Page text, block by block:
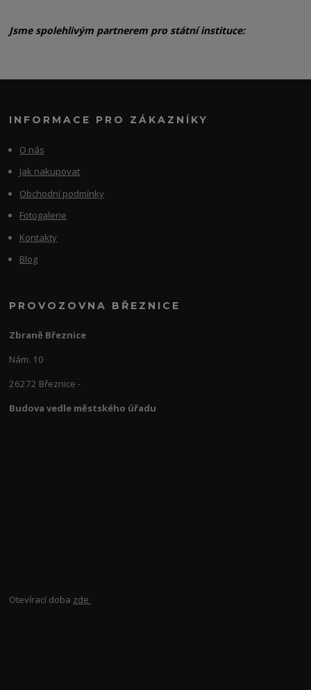
Jsme spolehlivým partnerem pro státní instituce:
INFORMACE PRO ZÁKAZNÍKY
O nás
Jak nakupovat
Obchodní podmínky
Fotogalerie
Kontakty
Blog
PROVOZOVNA BŘEZNICE
Zbraně Březnice
Nám. 10
26272 Březnice -
Budova vedle městského úřadu
Otevírací doba zde